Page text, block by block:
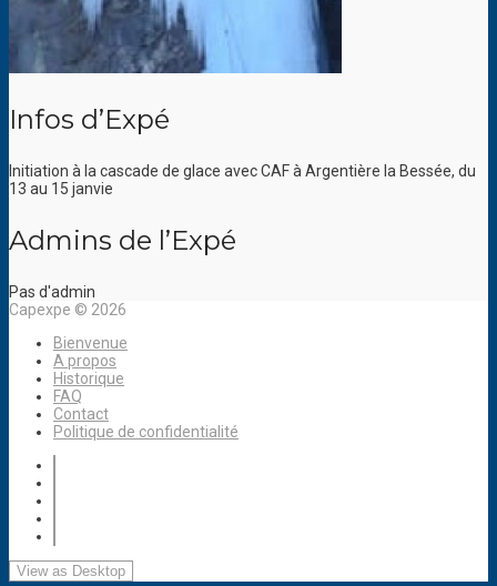
Infos d’Expé
Initiation à la cascade de glace avec CAF à Argentière la Bessée, du
13 au 15 janvie
Admins de l’Expé
Pas d'admin
Capexpe © 2026
Bienvenue
A propos
Historique
FAQ
Contact
Politique de confidentialité